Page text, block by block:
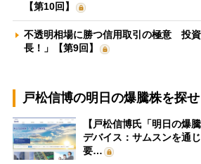
【第10回】
不透明相場に勝つ信用取引の極意 投
長！」【第9回】
戸松信博の明日の爆騰株を探せ
【戸松信博氏「明日の爆
デバイス：サムスンを通
要…